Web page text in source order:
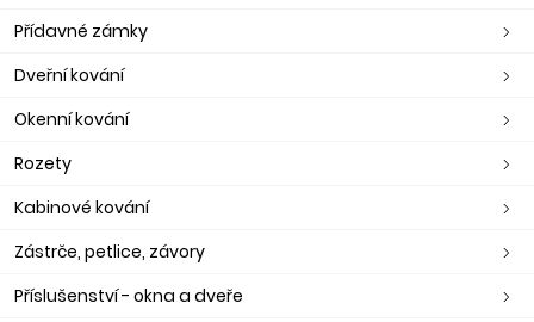
Přídavné zámky
Dveřní kování
Okenní kování
Rozety
Kabinové kování
Zástrče, petlice, závory
Příslušenství - okna a dveře